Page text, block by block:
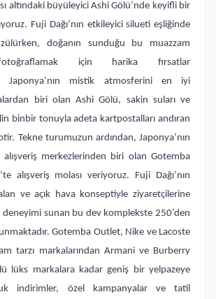
altındaki büyüleyici Ashi Gölü’nde keyifli bir
Fuji Dağı’nın etkileyici silueti eşliğinde
doğanın sunduğu bu muazzam
fotoğraflamak için harika fırsatlar
Japonya’nın mistik atmosferini en iyi
biri olan Ashi Gölü, sakin suları ve
binbir tonuyla adeta kartpostalları andıran
Tekne turumuzun ardından, Japonya’nın
merkezlerinden biri olan Gotemba
alışveriş molası veriyoruz. Fuji Dağı’nın
ve açık hava konseptiyle ziyaretçilerine
deneyimi sunan bu dev komplekste 250’den
Gotemba Outlet, Nike ve Lacoste
tarzı markalarından Armani ve Burberry
lüks markalara kadar geniş bir yelpazeye
indirimler, özel kampanyalar ve tatil